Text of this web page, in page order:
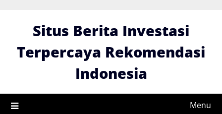
Situs Berita Investasi
Terpercaya Rekomendasi
Indonesia
Menu